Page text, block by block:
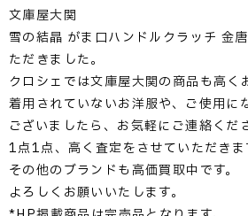
文庫屋大関
雪の結晶 がま口ハンドルクラッチ 金
ただきました。
クロシェでは文庫屋大関の商品も高く
着用されていないお洋服や、ご使用に
ございましたら、お気軽にご連絡くだ
1点1点、高く査定をさせていただきま
その他のブランドも高価買取中です。
よろしくお願いいたします。